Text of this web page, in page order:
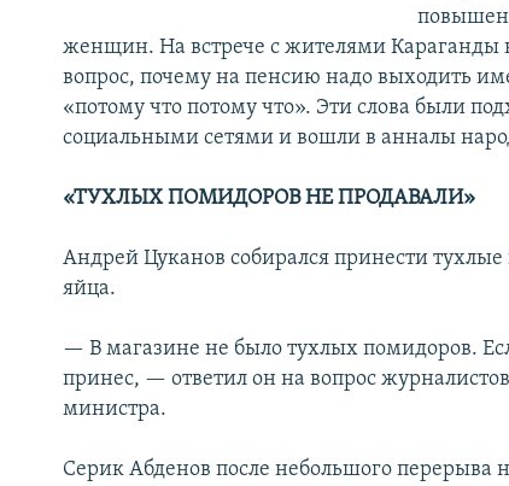
женщин. На встрече с жителями Караганды
вопрос, почему на пенсию надо выходить
«потому что потому что». Эти слова были
социальными сетями и вошли в анналы
«ТУХЛЫХ ПОМИДОРОВ НЕ ПРОДАВАЛИ»
Андрей Цуканов собирался принести
яйца.
— В магазине не было тухлых помидоров.
принес, — ответил он на вопрос
министра.
Серик Абденов после небольшого перерыва